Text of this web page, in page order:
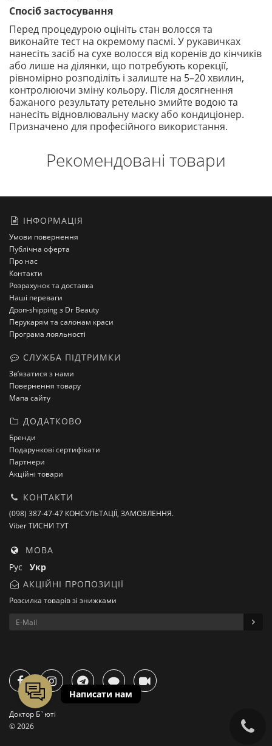
Спосіб застосування
Перед процедурою оцініть стан волосся та
виконайте тест на окремому пасмі. У рукавичках
нанесіть засіб на сухе волосся від коренів до кінчиків
або лише на ділянки, що потребують корекції,
рівномірно розподіліть і залиште на 5–20 хвилин,
контролюючи зміну кольору. Після досягнення
бажаного результату ретельно змийте водою та
нанесіть відновлювальну маску або кондиціонер.
Призначено для професійного використання.
Рекомендовані товари
ІНФОРМАЦІЯ
Умови повернення
Публічна оферта
Про нас
Контакти
Розрахунок та доставка
Наші переваги
Дроп-shipping з Dr Beauty
Перукарям та салонам краси
Програма лояльності
СЛУЖБА ПІДТРИМКИ
Зв’язатися з нами
Повернення товару
Мапа сайту
ДОДАТКОВО
Бренди
Подарункові сертифікати
Партнери
Акційні товари
КОНТАКТИ
(098) 387-47-47 КОНСУЛЬТАЦІЇ, ЗАМОВЛЕННЯ.
Viber ТИСНИ ТУТ
МОВА
Рус Укр
АКЦІЙНІ ПРОПОЗИЦІЇ
Розсилка товарів зі знижками
Доктор Б`юті
© 2026